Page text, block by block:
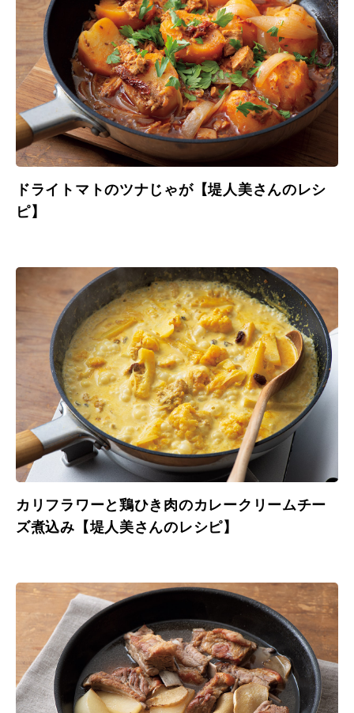
ドライトマトのツナじゃが【堤人美さんのレシ
ピ】
カリフラワーと鶏ひき肉のカレークリームチー
ズ煮込み【堤人美さんのレシピ】